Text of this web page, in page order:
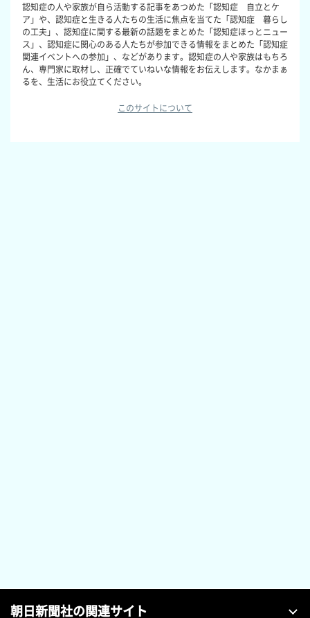
認知症の人や家族が自ら活動する記事をあつめた「認知症 自立とケ
ア」や、認知症と生きる人たちの生活に焦点を当てた「認知症 暮らし
の工夫」、認知症に関する最新の話題をまとめた「認知症ほっとニュー
ス」、認知症に関心のある人たちが参加できる情報をまとめた「認知症
関連イベントへの参加」、などがあります。認知症の人や家族はもちろ
ん、専門家に取材し、正確でていねいな情報をお伝えします。なかまぁ
るを、生活にお役立てください。
このサイトについて
朝日新聞社の関連サイト